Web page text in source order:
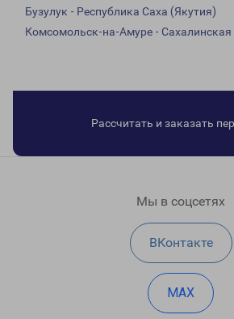
Бузулук - Республика Саха (Якутия)
Комсомольск-на-Амуре - Сахалинская
Рассчитать и заказать
Мы в соцсетях
ВКонтакте
MAX